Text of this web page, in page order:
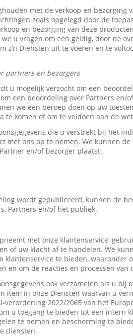
met de verkoop en
zoals opgelegd door de
en bezorging van deze
u vragen om een geldig, door de
z’n Diensten uit te voeren en te
partners en bezorgers
u mogelijk verzocht om een
een beoordeling over Partners en/
we een beroep doen op uw
te komen of om te voldoen aan de
die u verstrekt bij het
met ons op te nemen. We kunnen
en/of bezorger plaatst:
wordt gepubliceerd, kunnen de
Partners en/of het publiek.
met onze klantenservice,
of uw klacht af te handelen. We
klantenservice te bieden, waaronder
en om de reacties en processen
ook verzamelen als u
item in onze Diensten waarvan u
2022/2065 van het
u toegang te bieden tot een intern
te nemen en bescherming te
diensten.